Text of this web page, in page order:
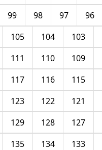
96
97
98
99
103
104
105
109
110
111
115
116
117
121
122
123
127
128
129
133
134
135